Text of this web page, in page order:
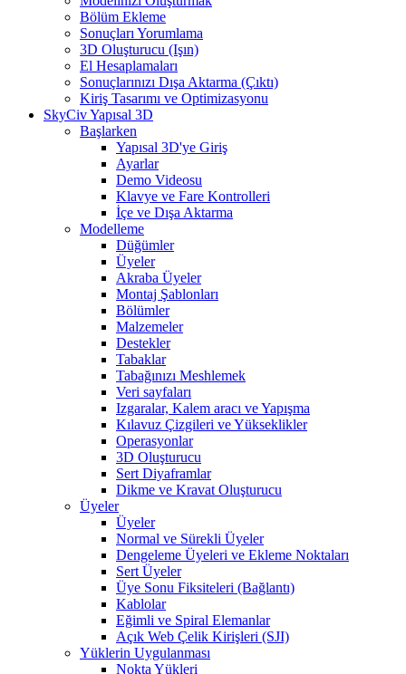
Bölüm Ekleme
Sonuçları Yorumlama
3D Oluşturucu (Işın)
El Hesaplamaları
Sonuçlarınızı Dışa Aktarma (Çıktı)
Kiriş Tasarımı ve Optimizasyonu
SkyCiv Yapısal 3D
Başlarken
Yapısal 3D'ye Giriş
Ayarlar
Demo Videosu
Klavye ve Fare Kontrolleri
İçe ve Dışa Aktarma
Modelleme
Düğümler
Üyeler
Akraba Üyeler
Montaj Şablonları
Bölümler
Malzemeler
Destekler
Tabaklar
Tabağınızı Meshlemek
Veri sayfaları
Izgaralar, Kalem aracı ve Yapışma
Kılavuz Çizgileri ve Yükseklikler
Operasyonlar
3D Oluşturucu
Sert Diyaframlar
Dikme ve Kravat Oluşturucu
Üyeler
Üyeler
Normal ve Sürekli Üyeler
Dengeleme Üyeleri ve Ekleme Noktaları
Sert Üyeler
Üye Sonu Fiksiteleri (Bağlantı)
Kablolar
Eğimli ve Spiral Elemanlar
Açık Web Çelik Kirişleri (SJI)
Yüklerin Uygulanması
Nokta Yükleri